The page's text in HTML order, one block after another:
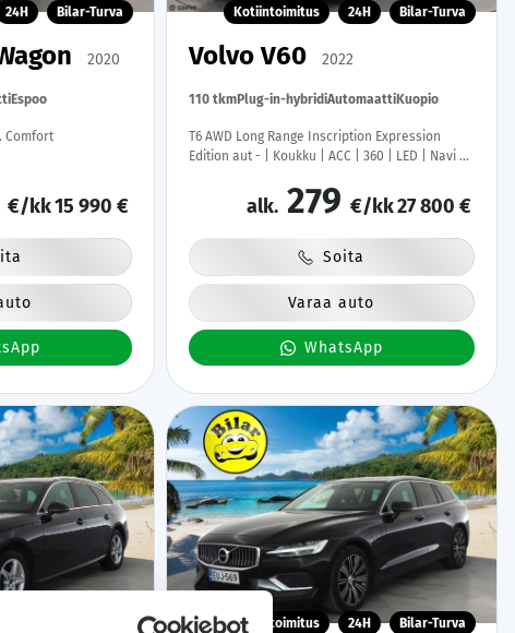
24H Bilar-Turva
2020
Espoo
Comfort
€/kk15 990 €
Kotiintoimitus 24H Bilar-Turva
Volvo V60 2022
110 tkmPlug-in-hybridiAutomaattiKuopio
T6 AWD Long Range Inscription Expression
Edition aut - | Koukku | ACC | 360 | LED | Navi |
Latauskaapelit | Kahdet renkaat |
alk. 279 €/kk27 800 €
Soita
Varaa auto
WhatsApp
Kotiintoimitus 24H Bilar-Turva